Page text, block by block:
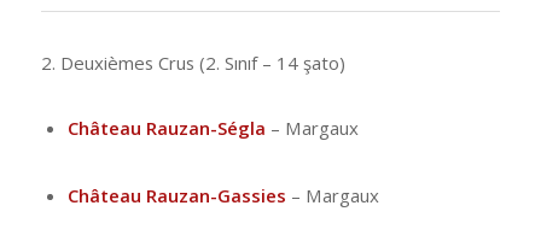
2. Deuxièmes Crus (2. Sınıf – 14 şato)
Château Rauzan-Ségla – Margaux
Château Rauzan-Gassies – Margaux